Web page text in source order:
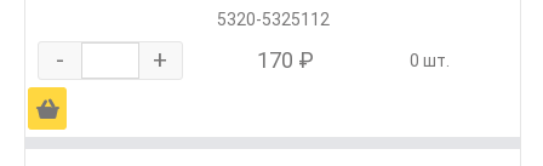
5320-5325112
- + 170 ₽ 0 шт.
Ä